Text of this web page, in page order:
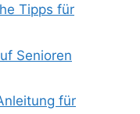
Tipps für
Senioren
für